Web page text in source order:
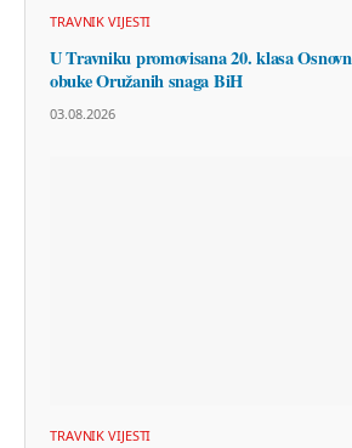
TRAVNIK VIJESTI
U Travniku promovisana 20. klasa
obuke Oružanih snaga BiH
03.08.2026
TRAVNIK VIJESTI